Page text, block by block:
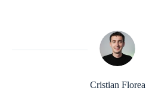
Cristian Florea